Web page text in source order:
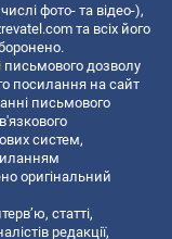
фото- та відео-),
та всіх його
дозволу
посилання на сайт
письмового
систем,
оригінальний
статті,
редакції,